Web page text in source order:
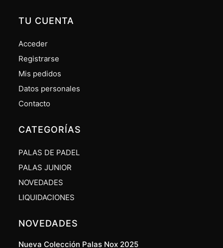
TU CUENTA
Acceder
Registrarse
Mis pedidos
Datos personales
Contacto
CATEGORÍAS
PALAS DE PADEL
PALAS JUNIOR
NOVEDADES
LIQUIDACIONES
NOVEDADES
Nueva Colección Palas Nox 2025